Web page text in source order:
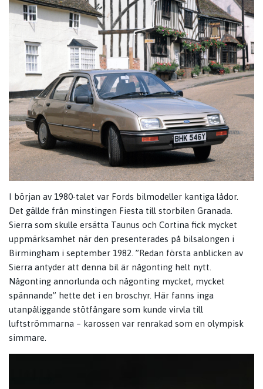
I början av 1980-talet var Fords bilmodeller kantiga lådor.
Det gällde från minstingen Fiesta till storbilen Granada.
Sierra som skulle ersätta Taunus och Cortina fick mycket
uppmärksamhet när den presenterades på bilsalongen i
Birmingham i september 1982. ”Redan första anblicken av
Sierra antyder att denna bil är någonting helt nytt.
Någonting annorlunda och någonting mycket, mycket
spännande” hette det i en broschyr. Här fanns inga
utanpåliggande stötfångare som kunde virvla till
luftströmmarna – karossen var renrakad som en olympisk
simmare.